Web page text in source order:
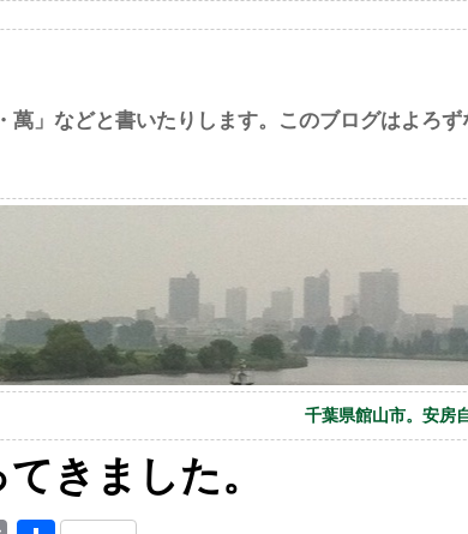
萬」などと書いたりします。このブログはよろ
千葉県館山市。安房
きました。